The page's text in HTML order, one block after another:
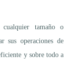
tamaño o
sus operaciones de
y sobre todo a